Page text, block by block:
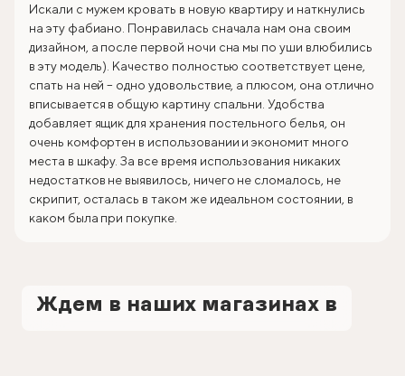
Искали с мужем кровать в новую квартиру и наткнулись
на эту фабиано. Понравилась сначала нам она своим
дизайном, а после первой ночи сна мы по уши влюбились
в эту модель). Качество полностью соответствует цене,
спать на ней – одно удовольствие, а плюсом, она отлично
вписывается в общую картину спальни. Удобства
добавляет ящик для хранения постельного белья, он
очень комфортен в использовании и экономит много
места в шкафу. За все время использования никаких
недостатков не выявилось, ничего не сломалось, не
скрипит, осталась в таком же идеальном состоянии, в
каком была при покупке.
Ждем в наших магазинах в